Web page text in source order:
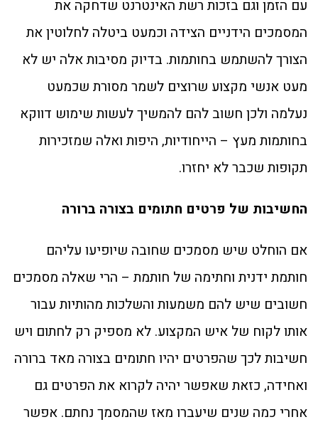
עם הזמן וגם בזכות רשת האינטרנט שדחקה את
המסמכים הידניים הצידה וכמעט ביטלה לחלוטין את
הצורך להשתמש בחותמות. בדיוק מסיבות אלה יש לא
מעט אנשי מקצוע שרוצים לשמר מסורת שכמעט
נעלמה ולכן חשוב להם להמשיך לעשות שימוש דווקא
בחותמות מעץ – הייחודיות, היפות ואלה שמזכירות
תקופות שכבר לא יחזרו.
החשיבות של פרטים חתומים בצורה ברורה
אם הוחלט שיש מסמכים שחובה שיופיעו עליהם
חותמת ידנית וחתימה של חותמת – הרי שאלה מסמכים
חשובים שיש להם משמעות והשלכות מהותיות עבור
אותו לקוח של איש המקצוע. לא מספיק רק לחתום ויש
חשיבות לכך שהפרטים יהיו חתומים בצורה מאד ברורה
ואחידה, כזאת שאפשר יהיה לקרוא את הפרטים גם
אחרי כמה שנים שיעברו מאז שהמסמך נחתם. אפשר